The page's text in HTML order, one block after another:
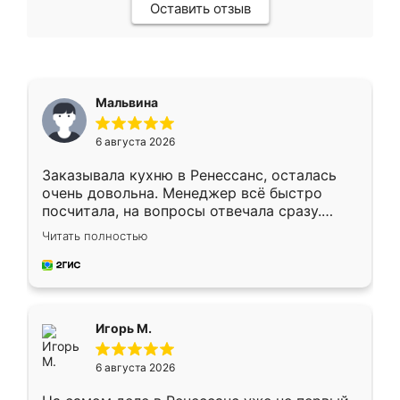
Оставить отзыв
Мальвина
6 августа 2026
Заказывала кухню в Ренессанс, осталась
очень довольна. Менеджер всё быстро
посчитала, на вопросы отвечала сразу.
Замерщик приехал в субботу, подошёл к
делу со всей ответственностью. Собрали
за день, ребята работали аккуратно, даже
Читать полностью
Игорь М.
6 августа 2026